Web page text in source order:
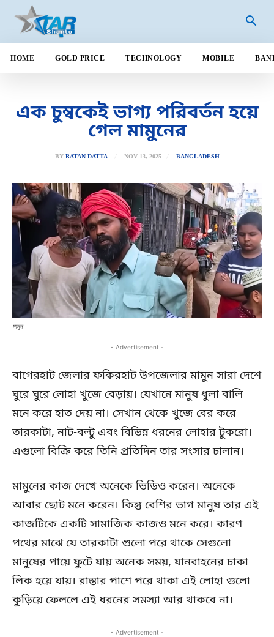
HOME GOLD PRICE TECHNOLOGY MOBILE
এক চুম্বকেই ভাগ্য পরিবর্তন হয়ে
গেল মামুনের
BY RATAN DATTA NOV 13, 2025 BANGLADESH
মামুন
- Advertisement -
বাগেরহাট জেলার ফকিরহাট উপজেলার মামুন সারা দেশে
ঘুরে ঘুরে লোহা খুজে বেড়ায়। যেখানে মানুষ ধুলা বালি
মনে করে হাত দেয় না। সেখান থেকে খুজে বের করে
তারকাটা, নাট-বল্টু এবং বিভিন্ন ধরনের লোহার টুকরো।
এগুলো বিক্রি করে তিনি প্রতিদিন তার সংসার চালান।
মামুনের কাজ দেখে অনেকে ভিডিও করেন। অনেকে
আবার ছোট মনে করেন। কিন্তু বেশির ভাগ মানুষ তার এই
কাজটিকে একটি সামাজিক কাজও মনে করে। কারণ
পথের মাঝে যে তারকাটা ‍গুলো পরে থাকে সেগুলো
মানুষের পায়ে ফুটে যায় অনেক সময়, যানবাহনের চাকা
লিক হয়ে যায়। রাস্তার পাশে পরে থাকা এই লোহা গুলো
কুড়িয়ে ফেললে এই ধরনের সমস্যা আর থাকবে না।
- Advertisement -